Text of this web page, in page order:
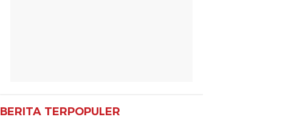
BERITA TERPOPULER